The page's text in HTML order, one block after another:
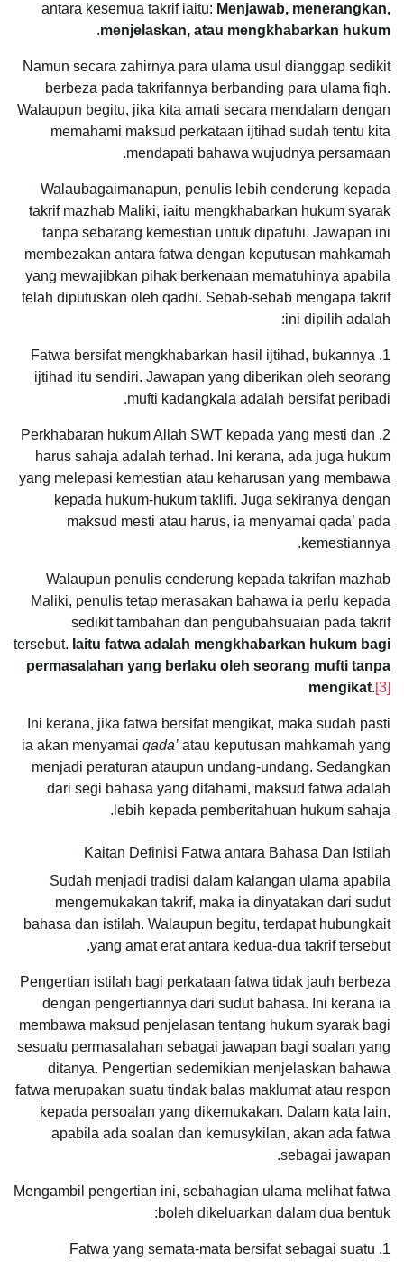
antara kesemua takrif iaitu: Menjawab, menerangkan,
menjelaskan, atau mengkhabarkan hukum
.
Namun secara zahirnya para ulama usul dianggap sedikit
berbeza pada takrifannya berbanding para ulama fiqh.
Walaupun begitu, jika kita amati secara mendalam dengan
memahami maksud perkataan ijtihad sudah tentu kita
mendapati bahawa wujudnya persamaan.
Walaubagaimanapun, penulis lebih cenderung kepada
takrif mazhab Maliki, iaitu mengkhabarkan hukum syarak
tanpa sebarang kemestian untuk dipatuhi. Jawapan ini
membezakan antara fatwa dengan keputusan mahkamah
yang mewajibkan pihak berkenaan mematuhinya apabila
telah diputuskan oleh qadhi. Sebab-sebab mengapa takrif
ini dipilih adalah:
1. Fatwa bersifat mengkhabarkan hasil ijtihad, bukannya
ijtihad itu sendiri. Jawapan yang diberikan oleh seorang
mufti kadangkala adalah bersifat peribadi.
2. Perkhabaran hukum Allah SWT kepada yang mesti dan
harus sahaja adalah terhad. Ini kerana, ada juga hukum
yang melepasi kemestian atau keharusan yang membawa
kepada hukum-hukum taklifi. Juga sekiranya dengan
maksud mesti atau harus, ia menyamai qada’ pada
kemestiannya.
Walaupun penulis cenderung kepada takrifan mazhab
Maliki, penulis tetap merasakan bahawa ia perlu kepada
sedikit tambahan dan pengubahsuaian pada takrif
tersebut. Iaitu fatwa adalah mengkhabarkan hukum bagi
permasalahan yang berlaku oleh seorang mufti tanpa
mengikat. [3]
Ini kerana, jika fatwa bersifat mengikat, maka sudah pasti
ia akan menyamai qada’ atau keputusan mahkamah yang
menjadi peraturan ataupun undang-undang. Sedangkan
dari segi bahasa yang difahami, maksud fatwa adalah
lebih kepada pemberitahuan hukum sahaja.
Kaitan Definisi Fatwa antara Bahasa Dan Istilah
Sudah menjadi tradisi dalam kalangan ulama apabila
mengemukakan takrif, maka ia dinyatakan dari sudut
bahasa dan istilah. Walaupun begitu, terdapat hubungkait
yang amat erat antara kedua-dua takrif tersebut.
Pengertian istilah bagi perkataan fatwa tidak jauh berbeza
dengan pengertiannya dari sudut bahasa. Ini kerana ia
membawa maksud penjelasan tentang hukum syarak bagi
sesuatu permasalahan sebagai jawapan bagi soalan yang
ditanya. Pengertian sedemikian menjelaskan bahawa
fatwa merupakan suatu tindak balas maklumat atau respon
kepada persoalan yang dikemukakan. Dalam kata lain,
apabila ada soalan dan kemusykilan, akan ada fatwa
sebagai jawapan.
Mengambil pengertian ini, sebahagian ulama melihat fatwa
boleh dikeluarkan dalam dua bentuk:
1. Fatwa yang semata-mata bersifat sebagai suatu